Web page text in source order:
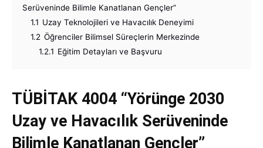
Serüveninde Bilimle Kanatlanan Gençler”
1.1 Uzay Teknolojileri ve Havacılık Deneyimi
1.2 Öğrenciler Bilimsel Süreçlerin Merkezinde
1.2.1 Eğitim Detayları ve Başvuru
TÜBİTAK 4004 “Yörünge 2030
Uzay ve Havacılık Serüveninde
Bilimle Kanatlanan Gençler”